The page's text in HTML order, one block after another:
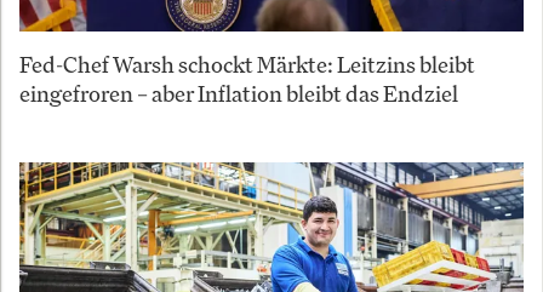
Fed-Chef Warsh schockt Märkte: Leitzins bleibt
eingefroren – aber Inflation bleibt das Endziel